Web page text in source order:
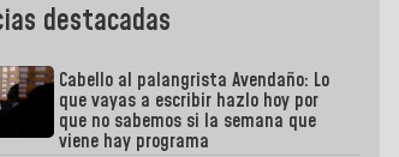
destacadas
Cabello al palangrista Avendaño: Lo
que vayas a escribir hazlo hoy por
que no sabemos si la semana que
viene hay programa